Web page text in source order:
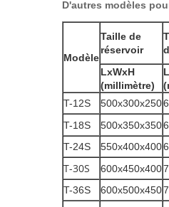
D'autres modèles
Modèle
Taille de
réservoir
LxWxH
(millimètre)
T-12S 500x300x250
T-18S 500x350x350
T-24S
550x400x400
T-30S 600x450x400
T-36S
600x500x450